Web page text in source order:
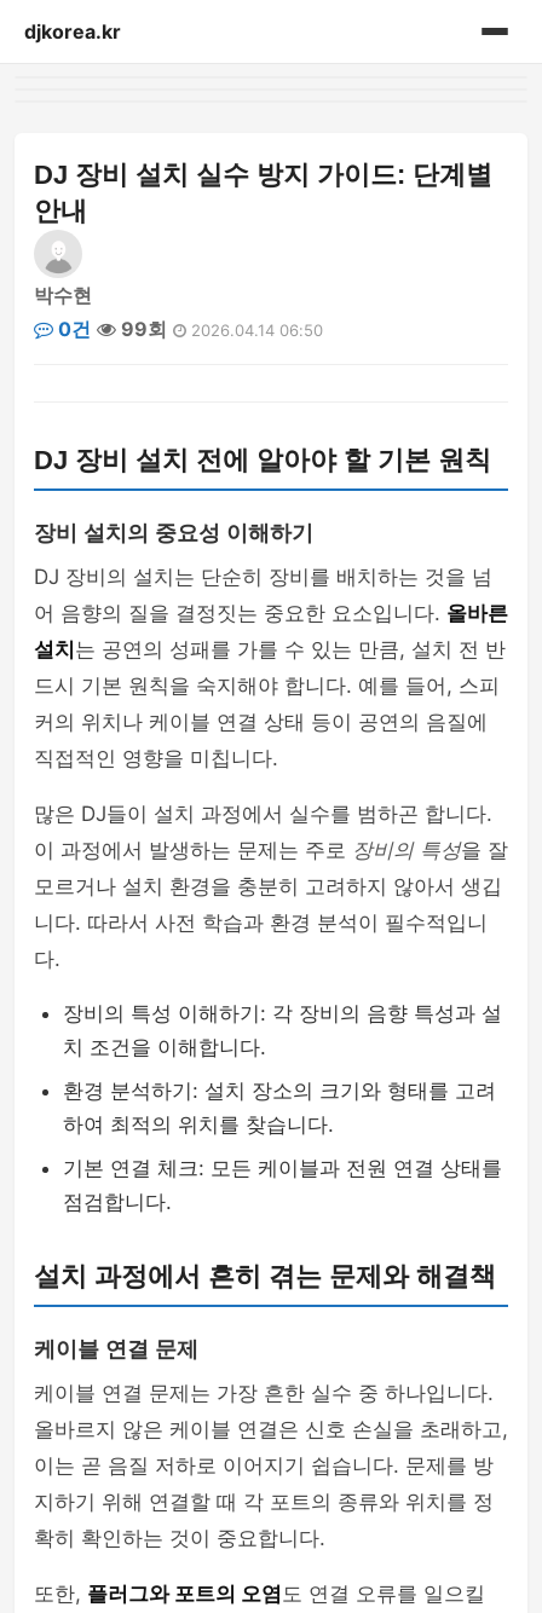
djkorea.kr
DJ 장비 설치 실수 방지 가이드: 단계별
안내
박수현
0건
99회 2026.04.14 06:50
DJ 장비 설치 전에 알아야 할 기본 원칙
장비 설치의 중요성 이해하기
DJ 장비의 설치는 단순히 장비를 배치하는 것을 넘
어 음향의 질을 결정짓는 중요한 요소입니다. 올바른
설치 는 공연의 성패를 가를 수 있는 만큼, 설치 전 반
드시 기본 원칙을 숙지해야 합니다. 예를 들어, 스피
커의 위치나 케이블 연결 상태 등이 공연의 음질에
직접적인 영향을 미칩니다.
많은 DJ들이 설치 과정에서 실수를 범하곤 합니다.
이 과정에서 발생하는 문제는 주로 장비의 특성을 잘
모르거나 설치 환경을 충분히 고려하지 않아서 생깁
니다. 따라서 사전 학습과 환경 분석이 필수적입니
다.
장비의 특성 이해하기: 각 장비의 음향 특성과 설
치 조건을 이해합니다.
환경 분석하기: 설치 장소의 크기와 형태를 고려
하여 최적의 위치를 찾습니다.
기본 연결 체크: 모든 케이블과 전원 연결 상태를
점검합니다.
설치 과정에서 흔히 겪는 문제와 해결책
케이블 연결 문제
케이블 연결 문제는 가장 흔한 실수 중 하나입니다.
올바르지 않은 케이블 연결은 신호 손실을 초래하고,
이는 곧 음질 저하로 이어지기 쉽습니다. 문제를 방
지하기 위해 연결할 때 각 포트의 종류와 위치를 정
확히 확인하는 것이 중요합니다.
또한, 플러그와 포트의 오염도 연결 오류를 일으킬